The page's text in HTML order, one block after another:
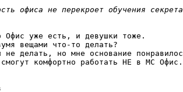
Офис уже есть, и девушки тоже.
вещами что-то делать?
не делать, но мне основание
смогут комфортно работать НЕ в МС